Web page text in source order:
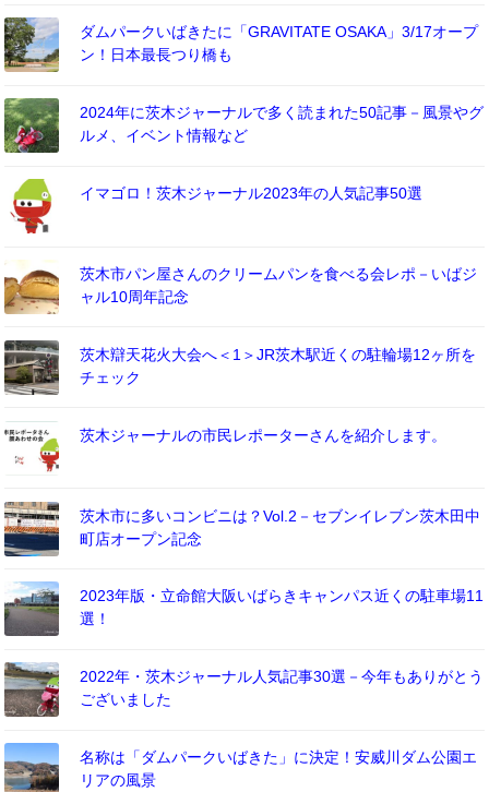
ダムパークいばきたに「GRAVITATE OSAKA」3/17オープ
ン！日本最長つり橋も
2024年に茨木ジャーナルで多く読まれた50記事－風景やグ
ルメ、イベント情報など
イマゴロ！茨木ジャーナル2023年の人気記事50選
茨木市パン屋さんのクリームパンを食べる会レポ－いばジ
ャル10周年記念
茨木辯天花火大会へ＜1＞JR茨木駅近くの駐輪場12ヶ所を
チェック
茨木ジャーナルの市民レポーターさんを紹介します。
茨木市に多いコンビニは？Vol.2－セブンイレブン茨木田中
町店オープン記念
2023年版・立命館大阪いばらきキャンパス近くの駐車場11
選！
2022年・茨木ジャーナル人気記事30選－今年もありがとう
ございました
名称は「ダムパークいばきた」に決定！安威川ダム公園エ
リアの風景